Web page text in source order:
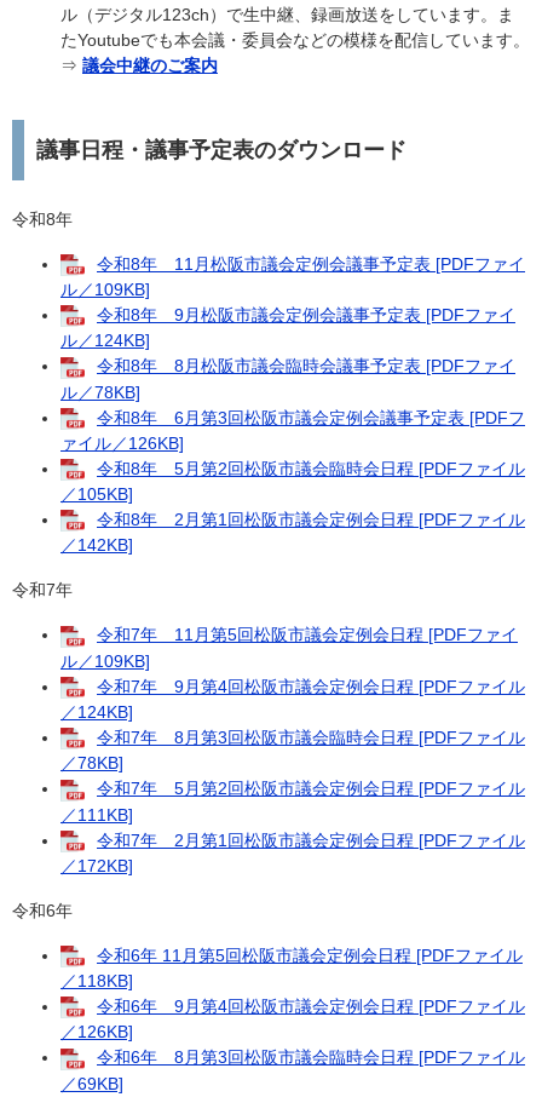
ル（デジタル123ch）で生中継、録画放送をしています。ま
たYoutubeでも本会議・委員会などの模様を配信しています。
⇒ 議会中継のご案内
議事日程・議事予定表のダウンロード
令和8年
令和8年 11月松阪市議会定例会議事予定表 [PDFファイ
ル／109KB]
令和8年 9月松阪市議会定例会議事予定表 [PDFファイ
ル／124KB]
令和8年 8月松阪市議会臨時会議事予定表 [PDFファイ
ル／78KB]
令和8年 6月第3回松阪市議会定例会議事予定表 [PDFフ
ァイル／126KB]
令和8年 5月第2回松阪市議会臨時会日程 [PDFファイル
／105KB]
令和8年 2月第1回松阪市議会定例会日程 [PDFファイル
／142KB]
令和7年​
令和7年 11月第5回松阪市議会定例会日程 [PDFファイ
ル／109KB]
令和7年 9月第4回松阪市議会定例会日程 [PDFファイル
／124KB]
令和7年 8月第3回松阪市議会臨時会日程 [PDFファイル
／78KB]
令和7年 5月第2回松阪市議会定例会日程 [PDFファイル
／111KB]
令和7年 2月第1回松阪市議会定例会日程 [PDFファイル
／172KB]
令和6年​
令和6年 11月第5回松阪市議会定例会日程 [PDFファイル
／118KB]
令和6年 9月第4回松阪市議会定例会日程 [PDFファイル
／126KB]
令和6年 8月第3回松阪市議会臨時会日程 [PDFファイル
／69KB]